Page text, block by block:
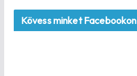
Kövess minket Facebookon